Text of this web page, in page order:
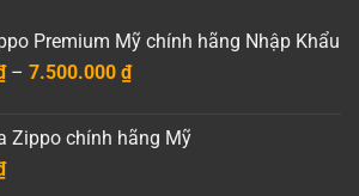
Premium Mỹ chính hãng Nhập Khẩu
– 7.500.000 ₫Khoảng
95.000 ₫
Zippo chính hãng Mỹ